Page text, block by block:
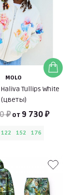
MOLO
Tullips White
(цветы)
₽ от 9 730 ₽
122 152 176